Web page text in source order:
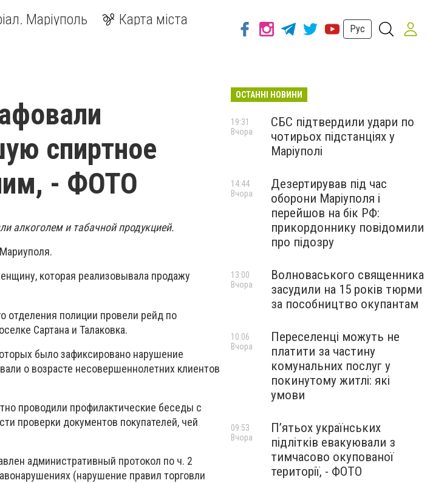
Маріуполь Карта міста
Рус
спиртное
- ФОТО
алкоголем и табачной продукцией.
которая реализовывала продажу
отделения полиции провели рейд по
Сартана и Талаковка.
было зафиксировано нарушение
о возрасте несовершеннолетних клиентов
проводили профилактические беседы с
проверки документов покупателей, чей
административный протокол по ч. 2
(нарушение правил торговли
ОСТАННІ НОВИНИ
СБС підтвердили удари по
чотирьох підстанціях у
Маріуполі
19:31
Вчора
Дезертирував під час
оборони Маріуполя і
перейшов на бік РФ:
прикордоннику повідомили
про підозру
14:44
Вчора
Волноваського священника
засудили на 15 років тюрми
за пособництво окупантам
13:00
Вчора
Переселенці можуть не
платити за частину
комунальних послуг у
покинутому житлі: які
умови
10:06
Вчора
П’ятьох українських
підлітків евакуювали з
тимчасово окупованої
території, - ФОТО
09:53
Вчора